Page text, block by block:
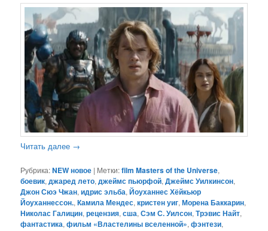
Читать далее →
Рубрика:NEW новое | Метки:film Masters of the Universe,
боевик,джаред лето,джеймс пьюрфой,Джеймс Уилкинсон,
Джон Сюэ Чжан,идрис эльба,Йоуханнес Хёйкьюр
Йоуханнессон.,Камила Мендес,кристен уиг,Морена Баккарин,
Николас Галицин,рецензия,сша,Сэм С. Уилсон,Трэвис Найт,
фантастика,фильм «Властелины вселенной»,фэнтези,